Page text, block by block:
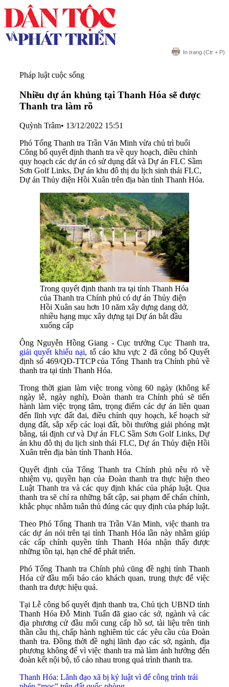
In trang (Ctr + P)
Pháp luật cuộc sống
Nhiều dự án khủng tại Thanh Hóa sẽ được
Thanh tra làm rõ
Quỳnh Trâm• 13/12/2022 15:51
Phó Tổng Thanh tra Trần Văn Minh vừa chủ trì buổi
Công bố quyết định thanh tra về quy hoạch, điều chỉnh
quy hoạch các dự án có sử dụng đất và Dự án FLC Sầm
Sơn Golf Links, Dự án khu đô thị du lịch sinh thái FLC,
Dự án Thủy điện Hồi Xuân trên địa bàn tỉnh Thanh Hóa.
Trong quyết định thanh tra tại tỉnh Thanh Hóa
của Thanh tra Chính phủ có dự án Thủy điện
Hồi Xuân sau hơn 10 năm xây dựng dang dở,
nhiều hạng mục xây dựng tại Dự án bắt đầu
xuống cấp
Ông Nguyễn Hồng Giang - Cục trưởng Cục Thanh tra,
giải quyết khiếu nại, tố cáo khu vực 2 đã công bố Quyết
định số 469/QĐ-TTCP của Tổng Thanh tra Chính phủ về
thanh tra tại tỉnh Thanh Hóa.
Trong thời gian làm việc trong vòng 60 ngày (không kể
ngày lễ, ngày nghỉ), Đoàn thanh tra Chính phủ sẽ tiến
hành làm việc trọng tâm, trọng điểm các dự án liên quan
đến lĩnh vực đất đai, điều chỉnh quy hoạch, kế hoạch sử
dụng đất, sắp xếp các loại đất, bồi thường giải phóng mặt
bằng, tái định cư và Dự án FLC Sầm Sơn Golf Links, Dự
án khu đô thị du lịch sinh thái FLC, Dự án Thủy điện Hồi
Xuân trên địa bàn tỉnh Thanh Hóa.
Quyết định của Tổng Thanh tra Chính phủ nêu rõ về
nhiệm vụ, quyền hạn của Đoàn thanh tra thực hiện theo
Luật Thanh tra và các quy định khác của pháp luật. Qua
thanh tra sẽ chỉ ra những bất cập, sai phạm để chấn chỉnh,
khắc phục nhằm tuân thủ đúng các quy định của pháp luật.
Theo Phó Tổng Thanh tra Trần Văn Minh, việc thanh tra
các dự án nói trên tại tỉnh Thanh Hóa lần này nhằm giúp
các cấp chính quyền tỉnh Thanh Hóa nhận thấy được
những tồn tại, hạn chế để phát triển.
Phó Tổng Thanh tra Chính phủ cũng đề nghị tỉnh Thanh
Hóa cử đầu mối báo cáo khách quan, trung thực để việc
thanh tra được hiệu quả.
Tại Lễ công bố quyết định thanh tra, Chủ tịch UBND tỉnh
Thanh Hóa Đỗ Minh Tuấn đã giao các sở, ngành và các
địa phương cử đầu mối cung cấp hồ sơ, tài liệu trên tinh
thần cầu thị, chấp hành nghiêm túc các yêu cầu của Đoàn
thanh tra. Đồng thời đề nghị lãnh đạo các sở, ngành, địa
phương không để vì việc thanh tra mà làm ảnh hưởng đến
đoàn kết nội bộ, tố cáo nhau trong quá trình thanh tra.
Thanh Hóa: Lãnh đạo xã bị kỷ luật vì để công trình trái